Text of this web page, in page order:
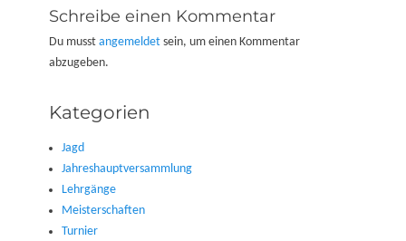
Schreibe einen Kommentar
Du musst angemeldet sein, um einen Kommentar
abzugeben.
Kategorien
Jagd
Jahreshauptversammlung
Lehrgänge
Meisterschaften
Turnier